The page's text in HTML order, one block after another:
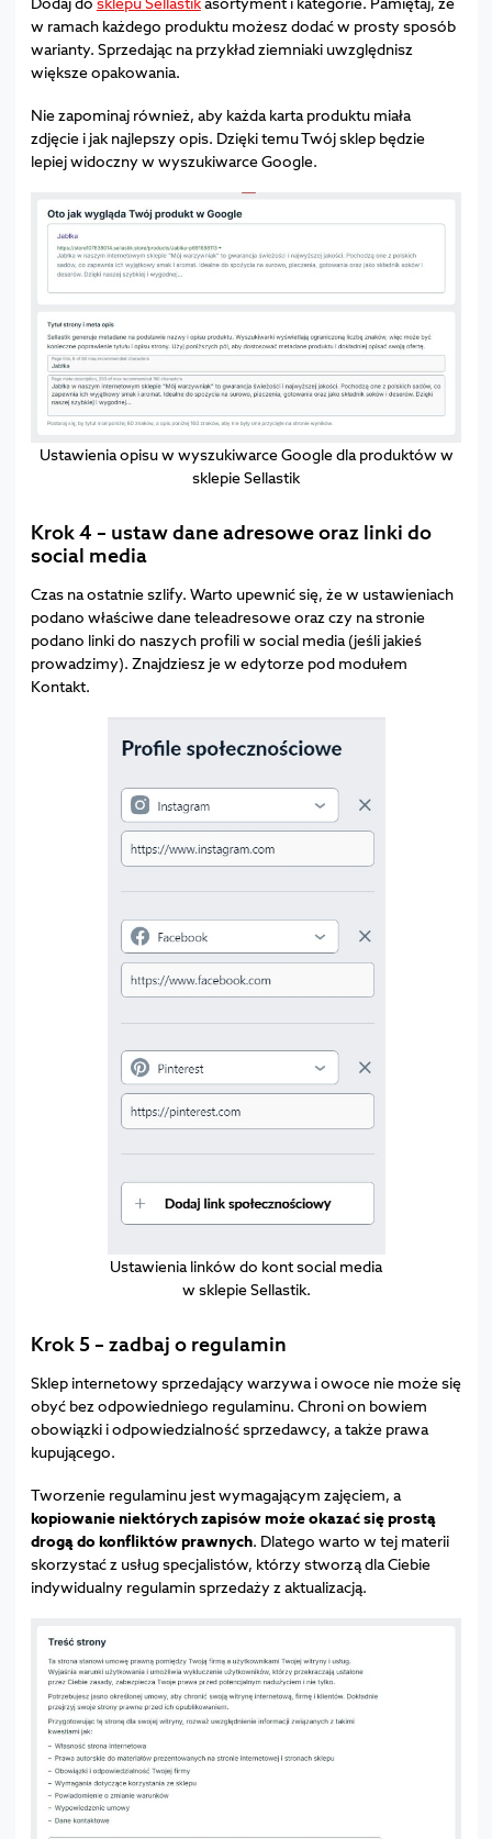
w ramach każdego produktu możesz dodać w prosty sposób
warianty. Sprzedając na przykład ziemniaki uwzględnisz
większe opakowania.
Nie zapominaj również, aby każda karta produktu miała
zdjęcie i jak najlepszy opis. Dzięki temu Twój sklep będzie
lepiej widoczny w wyszukiwarce Google.
Ustawienia opisu w wyszukiwarce Google dla produktów w
sklepie Sellastik
Krok 4 – ustaw dane adresowe oraz linki do
social media
Czas na ostatnie szlify. Warto upewnić się, że w ustawieniach
podano właściwe dane teleadresowe oraz czy na stronie
podano linki do naszych profili w social media (jeśli jakieś
prowadzimy). Znajdziesz je w edytorze pod modułem
Kontakt.
Ustawienia linków do kont social media
w sklepie Sellastik.
Krok 5 – zadbaj o regulamin
Sklep internetowy sprzedający warzywa i owoce nie może się
obyć bez odpowiedniego regulaminu. Chroni on bowiem
obowiązki i odpowiedzialność sprzedawcy, a także prawa
kupującego.
Tworzenie regulaminu jest wymagającym zajęciem, a
kopiowanie niektórych zapisów może okazać się prostą
drogą do konfliktów prawnych. Dlatego warto w tej materii
skorzystać z usług specjalistów, którzy stworzą dla Ciebie
indywidualny regulamin sprzedaży z aktualizacją.